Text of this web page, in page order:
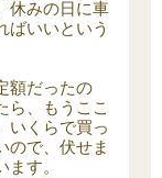
休みの日に車
ばいいという
額だったの
ら、もうここ
いくらで買っ
ので、伏せま
す。